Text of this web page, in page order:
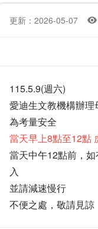
更新：2026-05-07
115.5.9(週六)
愛迪生文教機構辦理
為考量安全
當天早上8點至12點
當天中午12點前，
入
並請減速慢行
不便之處，敬請見諒